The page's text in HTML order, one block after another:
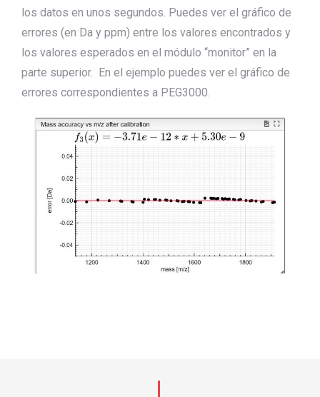
los datos en unos segundos. Puedes ver el gráfico de
errores (en Da y ppm) entre los valores encontrados y
los valores esperados en el módulo “monitor” en la
parte superior. En el ejemplo puedes ver el gráfico de
errores correspondientes a PEG3000.